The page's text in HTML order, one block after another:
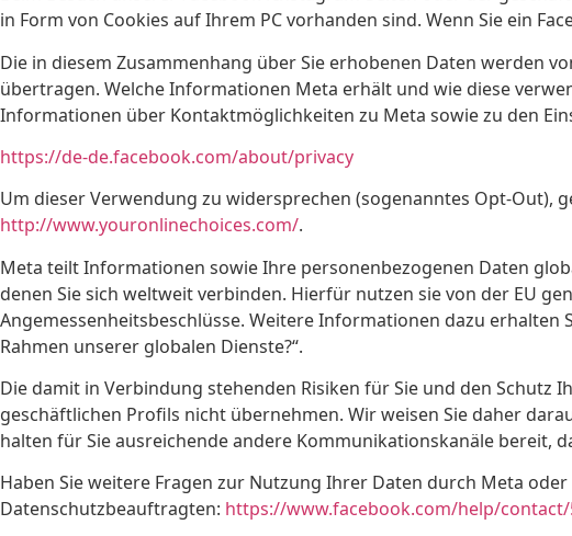
in Form von Cookies auf Ihrem PC vorhanden sind. Wenn Sie ein
Die in diesem Zusammenhang über Sie erhobenen Daten werden
übertragen. Welche Informationen Meta erhält und wie diese
Informationen über Kontaktmöglichkeiten zu Meta sowie zu den
https://de-de.facebook.com/about/privacy
Um dieser Verwendung zu widersprechen (sogenanntes Opt-Out),
http://www.youronlinechoices.com/.
Meta teilt Informationen sowie Ihre personenbezogenen Daten
denen Sie sich weltweit verbinden. Hierfür nutzen sie von der EU
Angemessenheitsbeschlüsse. Weitere Informationen dazu erhalten
Rahmen unserer globalen Dienste?“.
Die damit in Verbindung stehenden Risiken für Sie und den
geschäftlichen Profils nicht übernehmen. Wir weisen Sie daher
halten für Sie ausreichende andere Kommunikationskanäle bereit,
Haben Sie weitere Fragen zur Nutzung Ihrer Daten durch Meta
Datenschutzbeauftragten: https://www.facebook.com/help/contact/